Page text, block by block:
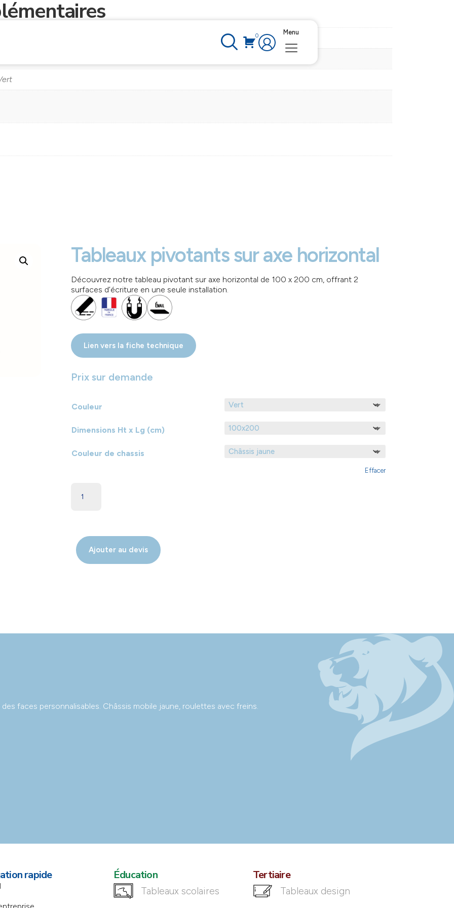
0 Menu
Tableaux pivotants sur axe horizontal
Découvrez notre tableau pivotant sur axe horizontal de 100 x 200 cm, offrant 2
surfaces d’écriture en une seule installation.
Lien vers la fiche technique
Prix sur demande
Couleur
Dimensions Ht x Lg (cm)
Couleur de chassis
Effacer
Ajouter au devis
faces personnalisables. Châssis mobile jaune, roulettes avec freins.
rapide Éducation
Tableaux scolaires
Tertiaire
Tableaux design